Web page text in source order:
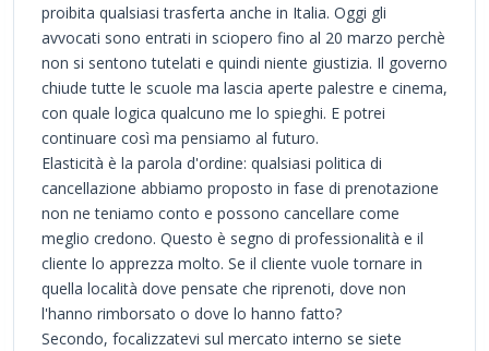
proibita qualsiasi trasferta anche in Italia. Oggi gli
avvocati sono entrati in sciopero fino al 20 marzo perchè
non si sentono tutelati e quindi niente giustizia. Il governo
chiude tutte le scuole ma lascia aperte palestre e cinema,
con quale logica qualcuno me lo spieghi. E potrei
continuare così ma pensiamo al futuro.
Elasticità è la parola d'ordine: qualsiasi politica di
cancellazione abbiamo proposto in fase di prenotazione
non ne teniamo conto e possono cancellare come
meglio credono. Questo è segno di professionalità e il
cliente lo apprezza molto. Se il cliente vuole tornare in
quella località dove pensate che riprenoti, dove non
l'hanno rimborsato o dove lo hanno fatto?
Secondo, focalizzatevi sul mercato interno se siete